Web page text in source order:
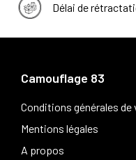
Délai de
Camouflage 83
Conditions générales de
Mentions légales
A propos